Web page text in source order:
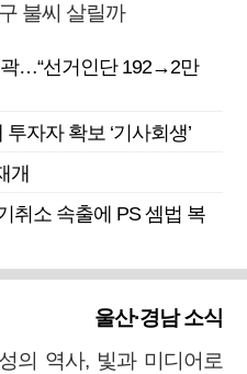
불씨 살릴까
…“선거인단 192→2만
자자 확보 ‘기사회생’
개
취소 속출에 PS 셈법 복
울산·경남 소식
의 역사, 빛과 미디어로